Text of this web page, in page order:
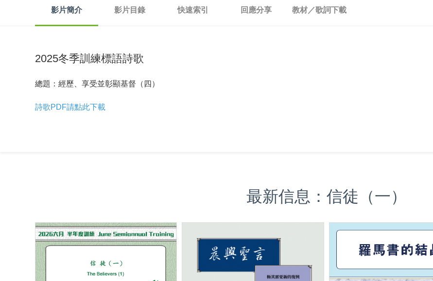
影片簡介 影片目錄 快速索引 回應分享 教材／歌詞下載
2025冬季訓練標語詩歌
總題：經歷、享受並彰顯基督（四）
詩歌PDF請點此下載
最新信息：信徒（一）